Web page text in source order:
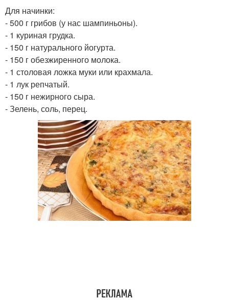
Для начинки:
- 500 г грибов (у нас шампиньоны).
- 1 куриная грудка.
- 150 г натурального йогурта.
- 150 г обезжиренного молока.
- 1 столовая ложка муки или крахмала.
- 1 лук репчатый.
- 150 г нежирного сыра.
- Зелень, соль, перец.